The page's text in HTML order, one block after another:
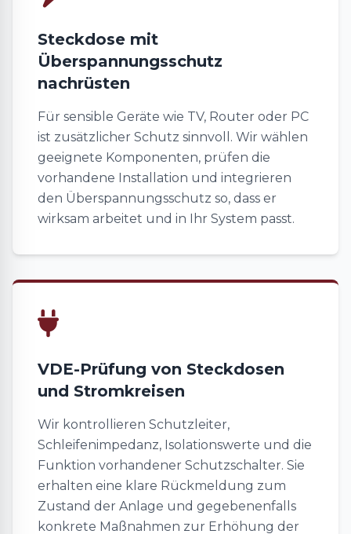
Steckdose mit
Überspannungsschutz
nachrüsten
Für sensible Geräte wie TV, Router oder PC
ist zusätzlicher Schutz sinnvoll. Wir wählen
geeignete Komponenten, prüfen die
vorhandene Installation und integrieren
den Überspannungsschutz so, dass er
wirksam arbeitet und in Ihr System passt.
VDE-Prüfung von Steckdosen
und Stromkreisen
Wir kontrollieren Schutzleiter,
Schleifenimpedanz, Isolationswerte und die
Funktion vorhandener Schutzschalter. Sie
erhalten eine klare Rückmeldung zum
Zustand der Anlage und gegebenenfalls
konkrete Maßnahmen zur Erhöhung der